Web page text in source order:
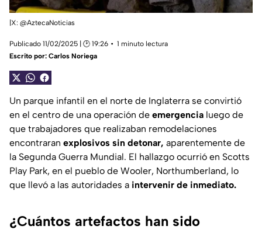
|X: @AztecaNoticias
Publicado 11/02/2025 | 🕑 19:26
1 minuto lectura
Escrito por: Carlos Noriega
Un parque infantil en el norte de Inglaterra se convirtió
en el centro de una operación de emergencia luego de
que trabajadores que realizaban remodelaciones
encontraran explosivos sin detonar, aparentemente de
la Segunda Guerra Mundial. El hallazgo ocurrió en Scotts
Play Park, en el pueblo de Wooler, Northumberland, lo
que llevó a las autoridades a intervenir de inmediato.
¿Cuántos artefactos han sido